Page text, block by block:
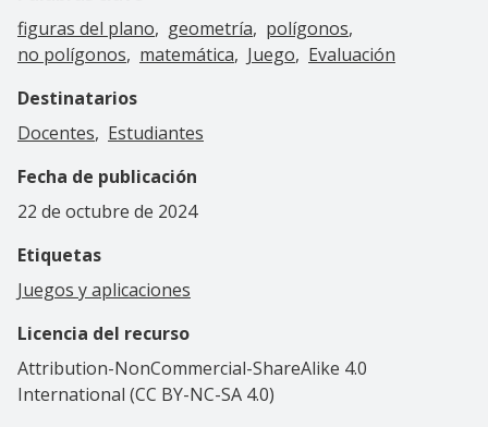
figuras del plano
geometría
polígonos
no polígonos
matemática Juego
Evaluación
Destinatarios
Docentes
Estudiantes
Fecha de publicación
22 de octubre de 2024
Etiquetas
Juegos y aplicaciones
Licencia del recurso
Attribution-NonCommercial-ShareAlike 4.0
International (CC BY-NC-SA 4.0)